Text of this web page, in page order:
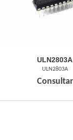
ULN2803A
ULN2803A
Consultar